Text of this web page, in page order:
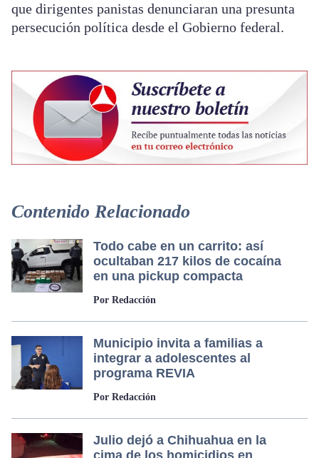
que dirigentes panistas denunciaran una presunta
persecución política desde el Gobierno federal.
Contenido Relacionado
Todo cabe en un carrito: así
ocultaban 217 kilos de cocaína
en una pickup compacta
Por Redacción
Municipio invita a familias a
integrar a adolescentes al
programa REVIA
Por Redacción
Julio dejó a Chihuahua en la